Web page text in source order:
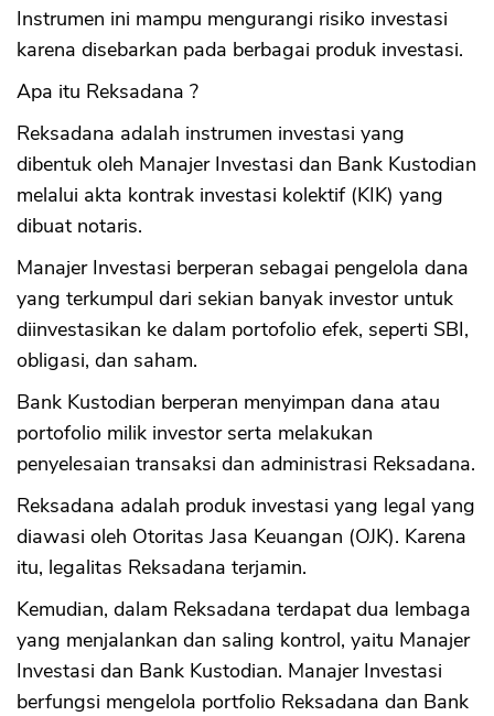
Instrumen ini mampu mengurangi risiko investasi
karena disebarkan pada berbagai produk investasi.
Apa itu Reksadana ?
Reksadana adalah instrumen investasi yang
dibentuk oleh Manajer Investasi dan Bank Kustodian
melalui akta kontrak investasi kolektif (KIK) yang
dibuat notaris.
Manajer Investasi berperan sebagai pengelola dana
yang terkumpul dari sekian banyak investor untuk
diinvestasikan ke dalam portofolio efek, seperti SBI,
obligasi, dan saham.
Bank Kustodian berperan menyimpan dana atau
portofolio milik investor serta melakukan
penyelesaian transaksi dan administrasi Reksadana.
Reksadana adalah produk investasi yang legal yang
diawasi oleh Otoritas Jasa Keuangan (OJK). Karena
itu, legalitas Reksadana terjamin.
Kemudian, dalam Reksadana terdapat dua lembaga
yang menjalankan dan saling kontrol, yaitu Manajer
Investasi dan Bank Kustodian. Manajer Investasi
berfungsi mengelola portfolio Reksadana dan Bank